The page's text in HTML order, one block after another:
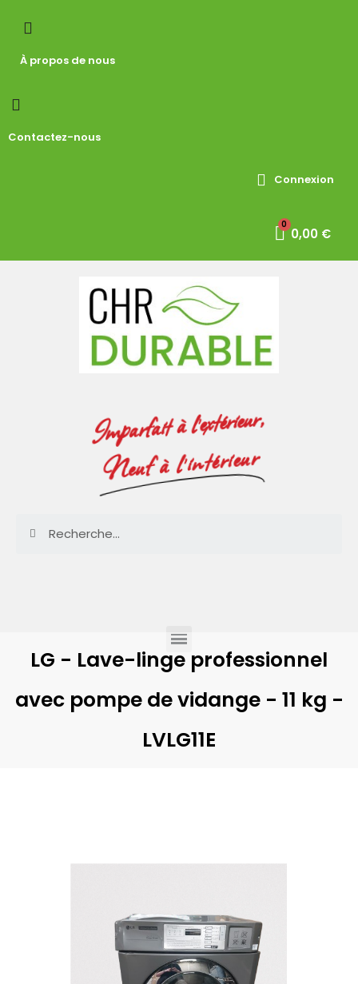
À propos de nous
Contactez-nous
Connexion
0,00 €
Imparfait à l'extérieur,
Neuf à l'intérieur
LG - Lave-linge professionnel
avec pompe de vidange - 11 kg -
LVLG11E